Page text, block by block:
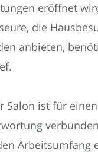
eröffnet
die
anbieten,
Salon ist für
Arbeitsumfang